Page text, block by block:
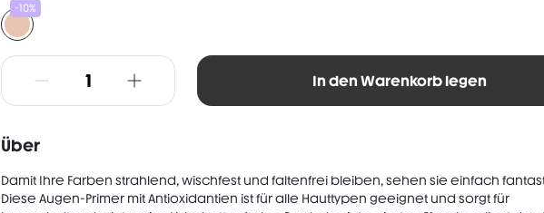
-10%
In den Warenkorb legen
Über
Damit Ihre Farben strahlend, wischfest und faltenfrei bleiben, sehen sie einfach
Diese Augen-Primer mit Antioxidantien ist für alle Hauttypen geeignet und sorgt für